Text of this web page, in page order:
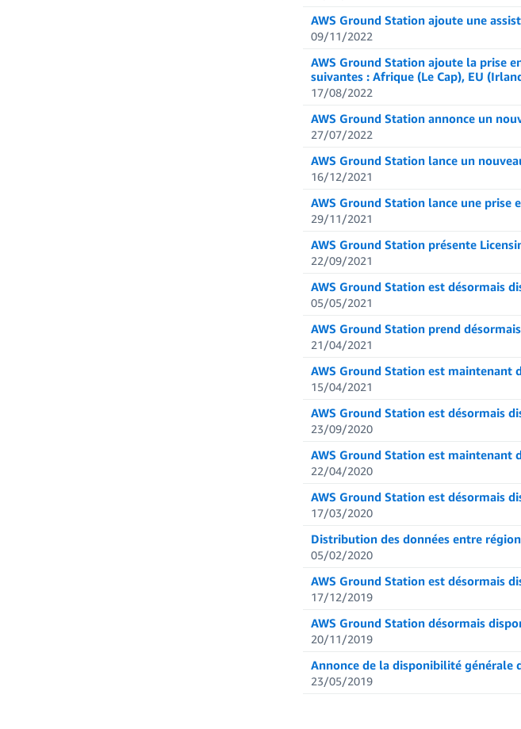
AWS Ground Station ajoute une
09/11/2022
AWS Ground Station ajoute la prise
suivantes : Afrique (Le Cap), EU
17/08/2022
AWS Ground Station annonce un
27/07/2022
AWS Ground Station lance un
16/12/2021
AWS Ground Station lance une prise
29/11/2021
AWS Ground Station présente
22/09/2021
AWS Ground Station est désormais
05/05/2021
AWS Ground Station prend
21/04/2021
AWS Ground Station est maintenant
15/04/2021
AWS Ground Station est désormais
23/09/2020
AWS Ground Station est maintenant
22/04/2020
AWS Ground Station est désormais
17/03/2020
Distribution des données entre
05/02/2020
AWS Ground Station est désormais
17/12/2019
AWS Ground Station désormais
20/11/2019
Annonce de la disponibilité générale
23/05/2019